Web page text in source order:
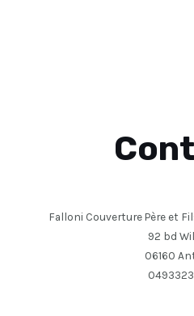
Falloni Couverture Père et
92 bd
06160